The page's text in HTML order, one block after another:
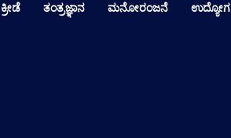
ಕ್ರೀಡೆ ತಂತ್ರಜ್ಞಾನ ಮನೋರಂಜನೆ ಉದ್ಯೋಗ